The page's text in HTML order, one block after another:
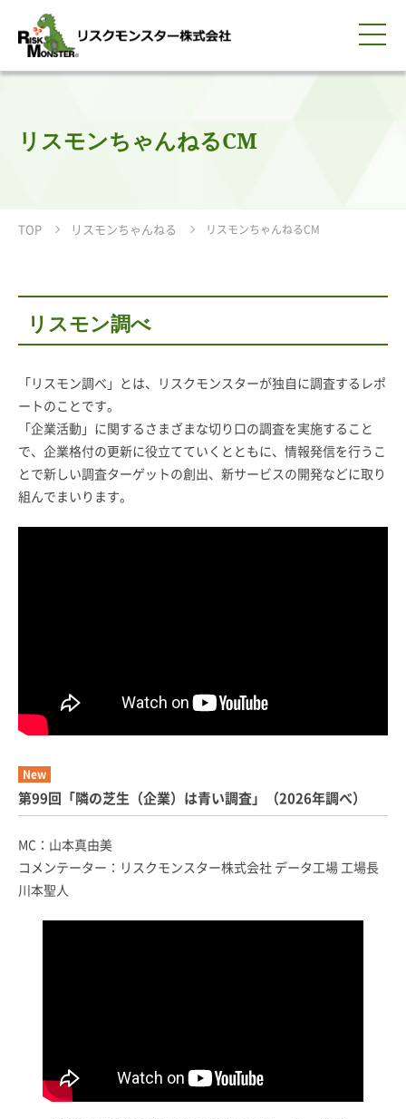
0120-259-440
簡体中文
リスモンちゃんねるCM
TOP リスモンちゃんねる リスモンちゃんねるCM
リスモン調べ
「リスモン調べ」とは、リスクモンスターが独自に調査するレポ
ートのことです。
「企業活動」に関するさまざまな切り口の調査を実施すること
で、企業格付の更新に役立てていくとともに、情報発信を行うこ
とで新しい調査ターゲットの創出、新サービスの開発などに取り
組んでまいります。
New
第99回「隣の芝生（企業）は青い調査」（2026年調べ）
MC：山本真由美
コメンテーター：リスクモンスター株式会社 データ工場 工場長
川本聖人